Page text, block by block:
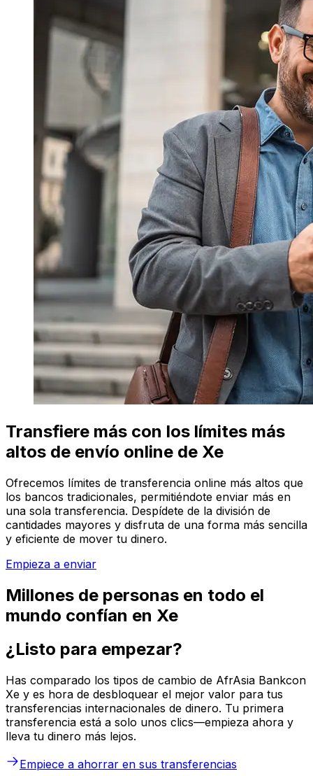
Transfiere más con los límites más
altos de envío online de Xe
Ofrecemos límites de transferencia online más altos que
los bancos tradicionales, permitiéndote enviar más en
una sola transferencia. Despídete de la división de
cantidades mayores y disfruta de una forma más sencilla
y eficiente de mover tu dinero.
Empieza a enviar
Millones de personas en todo el
mundo confían en Xe
¿Listo para empezar?
Has comparado los tipos de cambio de AfrAsia Bankcon
Xe y es hora de desbloquear el mejor valor para tus
transferencias internacionales de dinero. Tu primera
transferencia está a solo unos clics—empieza ahora y
lleva tu dinero más lejos.
Empiece a ahorrar en sus transferencias